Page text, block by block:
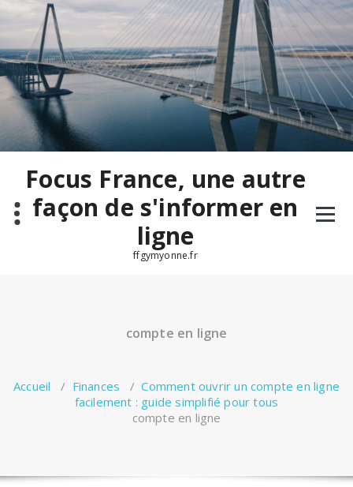
contenu
Focus France, une autre
façon de s'informer en
ligne
ffgymyonne.fr
compte en ligne
Accueil / Finances /Comment ouvrir un compte en ligne
facilement : guide simplifié pour tous
compte en ligne